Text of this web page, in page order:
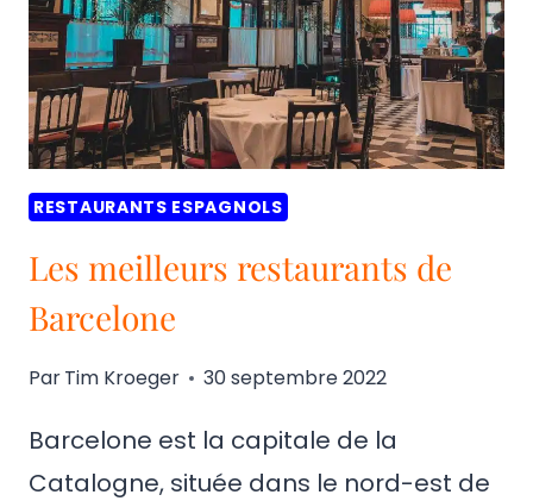
RESTAURANTS ESPAGNOLS
Les meilleurs restaurants de
Barcelone
ParTim Kroeger 30 septembre 2022
Barcelone est la capitale de la
Catalogne, située dans le nord-est de